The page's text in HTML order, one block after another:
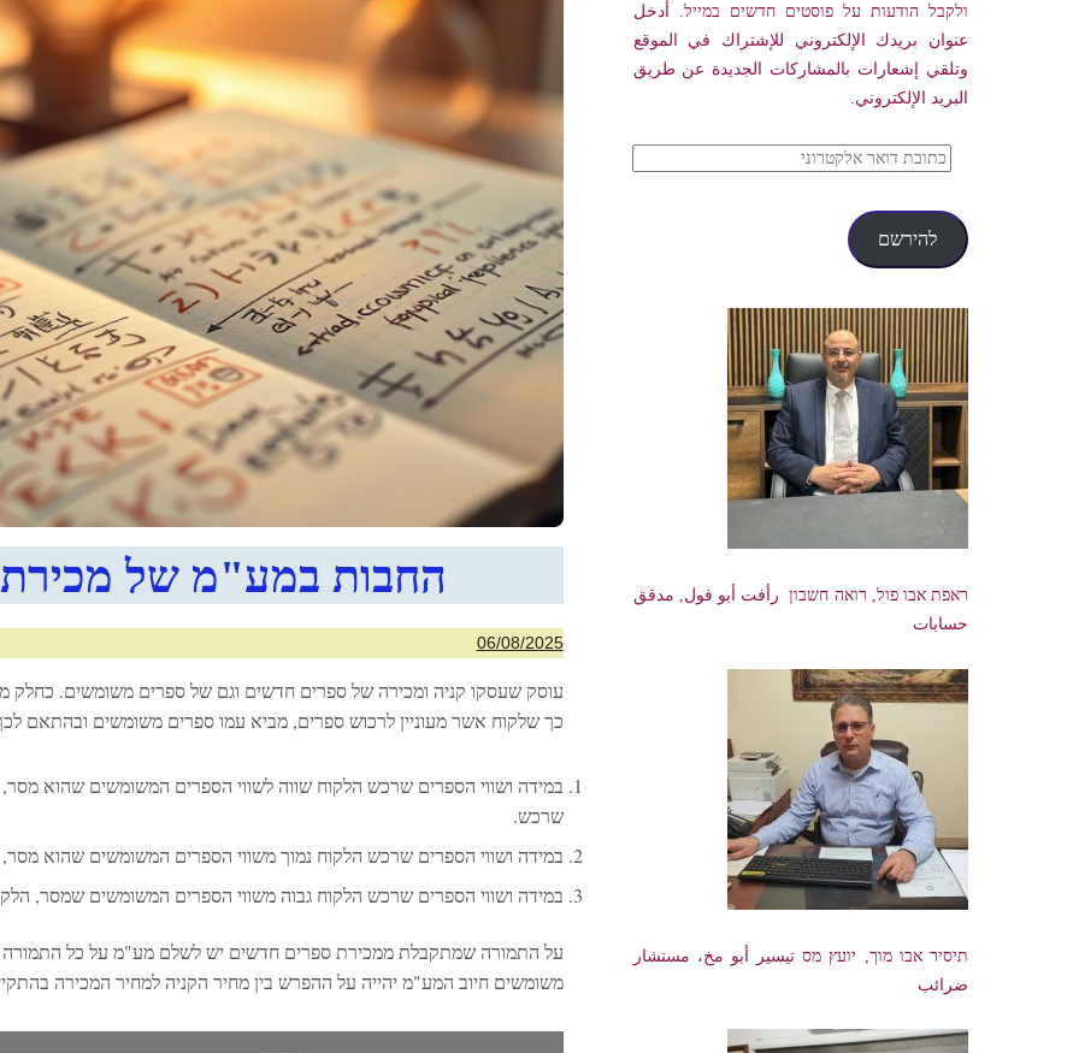
החבות במע"מ של
06/08/2025
עוסק שעסקו קניה ומכירה של ספרים חדשים וגם של ספרים משומשים. כחלק
כך שלקוח אשר מעוניין לרכוש ספרים, מביא עמו ספרים משומשים ובהתאם
במידה ושווי הספרים שרכש הלקוח שווה לשווי הספרים המשומשים שהוא
שרכש.
במידה ושווי הספרים שרכש הלקוח נמוך משווי הספרים המשומשים שהוא
במידה ושווי הספרים שרכש הלקוח גבוה משווי הספרים המשומשים שמסר,
על התמורה שמתקבלת ממכירת ספרים חדשים יש לשלם מע"מ על כל
משומשים חיוב המע"מ יהייה על ההפרש בין מחיר הקניה למחיר המכירה
ולקבל הודעות על פוסטים חדשים במייל. أدخل
عنوان بريدك الإلكتروني للإشتراك في الموقع
وتلقي إشعارات بالمشاركات الجديدة عن طريق
البريد الإلكتروني.
כתובת
אלקטרוני
להירשם
ראפת אבו פול, רואה חשבון رأفت أبو فول, مدقق
حسابات
תיסיר אבו מוך, יועץ מס تيسير أبو مخ، مستشار
ضرائب